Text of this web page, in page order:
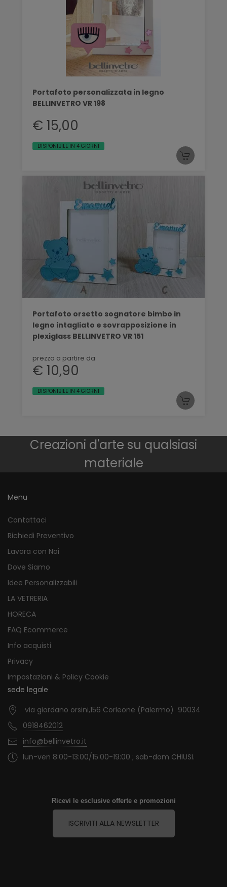
Portafoto personalizzata in legno
BELLINVETRO VR 198
€ 15,00
DISPONIBILE IN 4 GIORNI
Portafoto orsetto sognatore bimbo in
legno intagliato e sovrapposizione in
plexiglass BELLINVETRO VR 151
prezzo a partire da
€ 10,90
DISPONIBILE IN 4 GIORNI
Creazioni d'arte su qualsiasi
materiale
Menu
Contattaci
Richiedi Preventivo
Lavora con Noi
Dove Siamo
Idee Personalizzabili
LA VETRERIA
HORECA
FAQ Ecommerce
Info acquisti
Privacy
Impostazioni & Policy Cookie
sede legale
via giordano orsini,156 Corleone (Palermo) 90034
0918462012
info@bellinvetro.it
lun-ven 8:00-13:00/15:00-19:00 ; sab-dom CHIUSI.
Ricevi le esclusive offerte e promozioni
ISCRIVITI ALLA NEWSLETTER